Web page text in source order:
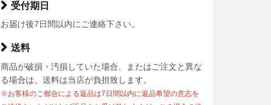
受付期日
お届け後7日間以内にご連絡下さい。
送料
商品が破損・汚損していた場合、またはご注文と異な
る場合は、送料は当店が負担致します。
※お客様のご都合による返品は7日間以内に返品希望の意志を